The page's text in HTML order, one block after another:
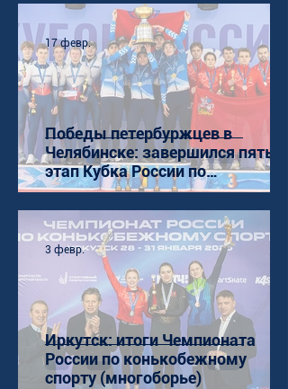
Победы петербуржцев в
Челябинске: завершился пятый
этап Кубка России по
конькобежному спорту (ШТ)
17 февр.
Иркутск: итоги Чемпионата
России по конькобежному
спорту (многоборье)
3 февр.